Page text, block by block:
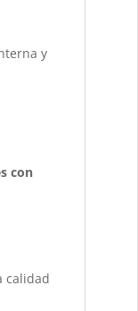
y
con
calidad